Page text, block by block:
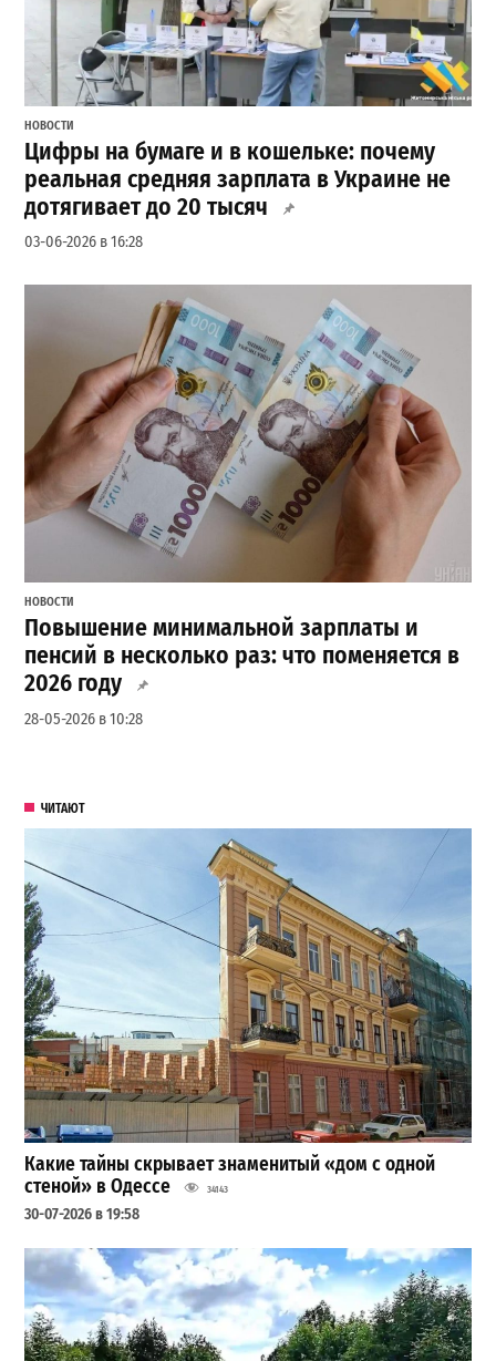
НОВОСТИ
Цифры на бумаге и в кошельке: почему
реальная средняя зарплата в Украине не
дотягивает до 20 тысяч
03-06-2026 в 16:28
НОВОСТИ
Повышение минимальной зарплаты и
пенсий в несколько раз: что поменяется в
2026 году
28-05-2026 в 10:28
ЧИТАЮТ
Какие тайны скрывает знаменитый «дом с одной
стеной» в Одессе
34143
30-07-2026 в 19:58